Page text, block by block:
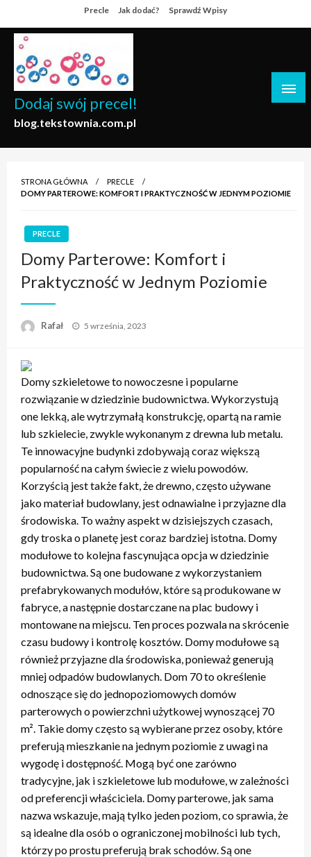
to
content
Precle Jak dodać? Sprawdź Wpisy
Dodaj swój precel!
blog.tekstownia.com.pl
STRONA GŁÓWNA
PRECLE
DOMY PARTEROWE: KOMFORT I PRAKTYCZNOŚĆ W JEDNYM POZIOMIE
PRECLE
Domy Parterowe: Komfort i
Praktyczność w Jednym Poziomie
Rafał
Opublikowane
5 września, 2023
Domy szkieletowe to nowoczesne i popularne
rozwiązanie w dziedzinie budownictwa. Wykorzystują
one lekką, ale wytrzymałą konstrukcję, opartą na ramie
lub szkielecie, zwykle wykonanym z drewna lub metalu.
Te innowacyjne budynki zdobywają coraz większą
popularność na całym świecie z wielu powodów.
Korzyścią jest także fakt, że drewno, często używane
jako materiał budowlany, jest odnawialne i przyjazne dla
środowiska. To ważny aspekt w dzisiejszych czasach,
gdy troska o planetę jest coraz bardziej istotna. Domy
modułowe to kolejna fascynująca opcja w dziedzinie
budownictwa. Są one budowane z wykorzystaniem
prefabrykowanych modułów, które są produkowane w
fabryce, a następnie dostarczane na plac budowy i
montowane na miejscu. Ten proces pozwala na skrócenie
czasu budowy i kontrolę kosztów. Domy modułowe są
również przyjazne dla środowiska, ponieważ generują
mniej odpadów budowlanych. Dom 70 to określenie
odnoszące się do jednopoziomowych domów
parterowych o powierzchni użytkowej wynoszącej 70
m². Takie domy często są wybierane przez osoby, które
preferują mieszkanie na jednym poziomie z uwagi na
wygodę i dostępność. Mogą być one zarówno
tradycyjne, jak i szkieletowe lub modułowe, w zależności
od preferencji właściciela. Domy parterowe, jak sama
nazwa wskazuje, mają tylko jeden poziom, co sprawia, że ​​
są idealne dla osób o ograniczonej mobilności lub tych,
którzy po prostu preferują brak schodów. Są one